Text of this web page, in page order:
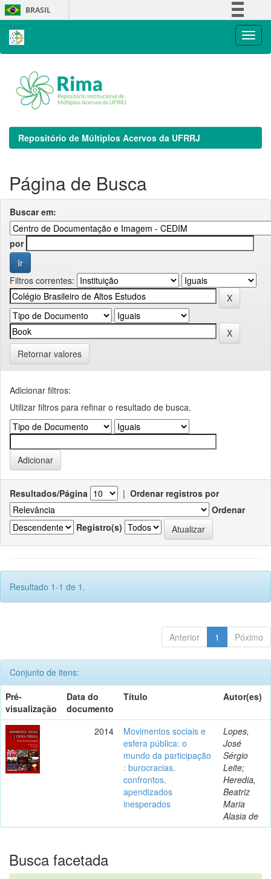
Skip
navigation
BRASIL
Repositório de Múltiplos Acervos da UFRRJ
Página de Busca
Buscar em:
por
Filtros correntes:
Retornar valores
Adicionar filtros:
Utilizar filtros para refinar o resultado de busca.
Resultados/Página | Ordenar registros por
Ordenar
Registro(s)
Resultado 1-1 de 1.
Anterior 1 Póximo
Conjunto de itens:
Pré-
visualização
Data do
documento
Título Autor(es)
2014
Movimentos sociais e
esfera pública: o
mundo da participação
: burocracias,
confrontos,
apendizados
inesperados
Lopes,
José
Sérgio
Leite;
Heredia,
Beatriz
Maria
Alasia de
Busca facetada